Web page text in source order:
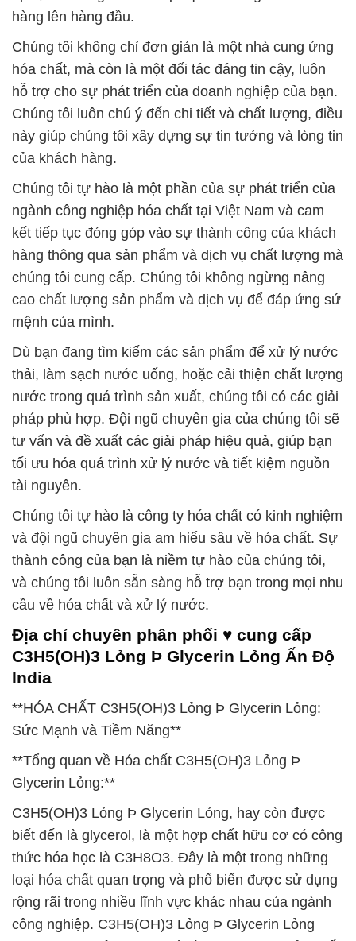
hàng lên hàng đầu.
Chúng tôi không chỉ đơn giản là một nhà cung ứng
hóa chất, mà còn là một đối tác đáng tin cậy, luôn
hỗ trợ cho sự phát triển của doanh nghiệp của bạn.
Chúng tôi luôn chú ý đến chi tiết và chất lượng, điều
này giúp chúng tôi xây dựng sự tin tưởng và lòng tin
của khách hàng.
Chúng tôi tự hào là một phần của sự phát triển của
ngành công nghiệp hóa chất tại Việt Nam và cam
kết tiếp tục đóng góp vào sự thành công của khách
hàng thông qua sản phẩm và dịch vụ chất lượng mà
chúng tôi cung cấp. Chúng tôi không ngừng nâng
cao chất lượng sản phẩm và dịch vụ để đáp ứng sứ
mệnh của mình.
Dù bạn đang tìm kiếm các sản phẩm để xử lý nước
thải, làm sạch nước uống, hoặc cải thiện chất lượng
nước trong quá trình sản xuất, chúng tôi có các giải
pháp phù hợp. Đội ngũ chuyên gia của chúng tôi sẽ
tư vấn và đề xuất các giải pháp hiệu quả, giúp bạn
tối ưu hóa quá trình xử lý nước và tiết kiệm nguồn
tài nguyên.
Chúng tôi tự hào là công ty hóa chất có kinh nghiệm
và đội ngũ chuyên gia am hiểu sâu về hóa chất. Sự
thành công của bạn là niềm tự hào của chúng tôi,
và chúng tôi luôn sẵn sàng hỗ trợ bạn trong mọi nhu
cầu về hóa chất và xử lý nước.
Địa chỉ chuyên phân phối ♥ cung cấp
C3H5(OH)3 Lỏng Þ Glycerin Lỏng Ấn Độ
India
**HÓA CHẤT C3H5(OH)3 Lỏng Þ Glycerin Lỏng:
Sức Mạnh và Tiềm Năng**
**Tổng quan về Hóa chất C3H5(OH)3 Lỏng Þ
Glycerin Lỏng:**
C3H5(OH)3 Lỏng Þ Glycerin Lỏng, hay còn được
biết đến là glycerol, là một hợp chất hữu cơ có công
thức hóa học là C3H8O3. Đây là một trong những
loại hóa chất quan trọng và phổ biến được sử dụng
rộng rãi trong nhiều lĩnh vực khác nhau của ngành
công nghiệp. C3H5(OH)3 Lỏng Þ Glycerin Lỏng